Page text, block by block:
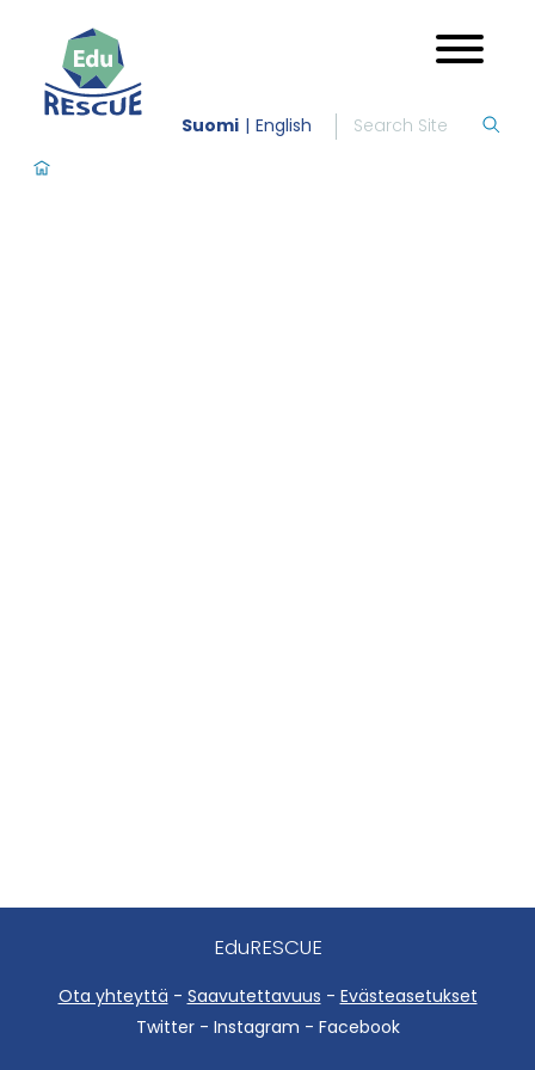
Suomi English
EduRESCUE
Ota yhteyttä - Saavutettavuus - Evästeasetukset
Twitter - Instagram - Facebook